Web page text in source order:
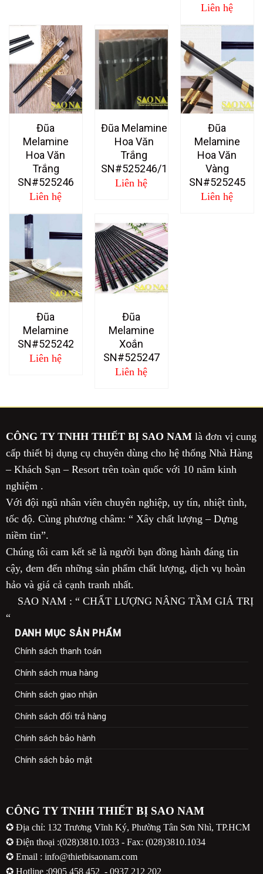
Liên hệ
Đũa
Melamine
Hoa Văn
Trắng
SN#525246
Liên hệ
Đũa Melamine
Hoa Văn
Trắng
SN#525246/1
Liên hệ
Đũa
Melamine
Hoa Văn
Vàng
SN#525245
Liên hệ
Đũa
Melamine
SN#525242
Liên hệ
Đũa
Melamine
Xoắn
SN#525247
Liên hệ
CÔNG TY TNHH THIẾT BỊ SAO NAMlà đơn vị cung
cấp thiết bị dụng cụ chuyên dùng cho hệ thống Nhà Hàng
– Khách Sạn – Resort trên toàn quốc với 10 năm kinh
nghiệm .
Với đội ngũ nhân viên chuyên nghiệp, uy tín, nhiệt tình,
tốc độ. Cùng phương châm: “ Xây chất lượng – Dựng
niềm tin”.
Chúng tôi cam kết sẽ là người bạn đồng hành đáng tin
cậy, đem đến những sản phẩm chất lượng, dịch vụ hoàn
hảo và giá cả cạnh tranh nhất.
SAO NAM : “ CHẤT LƯỢNG NÂNG TẦM GIÁ TRỊ
“
DANH MỤC SẢN PHẨM
Chính sách thanh toán
Chính sách mua hàng
Chính sách giao nhận
Chính sách đổi trả hàng
Chính sách bảo hành
Chính sách bảo mật
CÔNG TY TNHH THIẾT BỊ SAO NAM
✪ Địa chỉ: 132 Trương Vĩnh Ký, Phường Tân Sơn Nhì, TP.HCM
✪ Điện thoại :(028)3810.1033 - Fax: (028)3810.1034
✪ Email : info@thietbisaonam.com
✪ Hotline :0905 458 452 - 0937 212 202